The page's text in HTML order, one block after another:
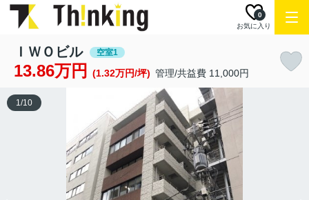
お気に入り
0
ＩＷＯビル 空室1
13.86万円 (1.32万円/坪) 管理/共益費 11,000円
1/10